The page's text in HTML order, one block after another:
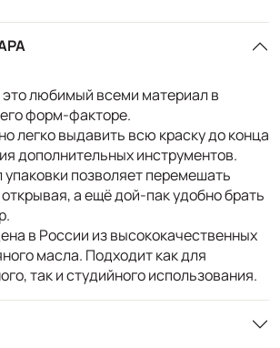
любимый всеми материал в
форм-факторе.
легко выдавить всю краску до конца
дополнительных инструментов.
позволяет перемешать
открывая, а ещё дой-пак удобно брать
в России из высококачественных
масла. Подходит как для
так и студийного использования.